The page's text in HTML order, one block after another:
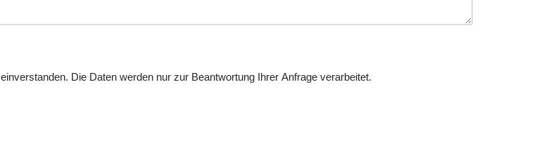
einverstanden. Die Daten werden nur zur Beantwortung Ihrer Anfrage verarbeitet.